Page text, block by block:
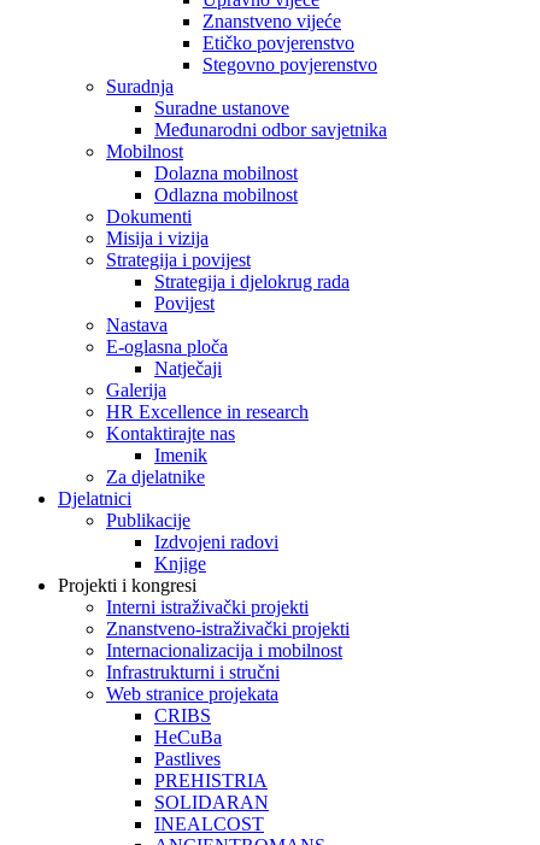
Znanstveno vijeće
Etičko povjerenstvo
Stegovno povjerenstvo
Suradnja
Suradne ustanove
Međunarodni odbor savjetnika
Mobilnost
Dolazna mobilnost
Odlazna mobilnost
Dokumenti
Misija i vizija
Strategija i povijest
Strategija i djelokrug rada
Povijest
Nastava
E-oglasna ploča
Natječaji
Galerija
HR Excellence in research
Kontaktirajte nas
Imenik
Za djelatnike
Djelatnici
Publikacije
Izdvojeni radovi
Knjige
Projekti i kongresi
Interni istraživački projekti
Znanstveno-istraživački projekti
Internacionalizacija i mobilnost
Infrastrukturni i stručni
Web stranice projekata
CRIBS
HeCuBa
Pastlives
PREHISTRIA
SOLIDARAN
INEALCOST